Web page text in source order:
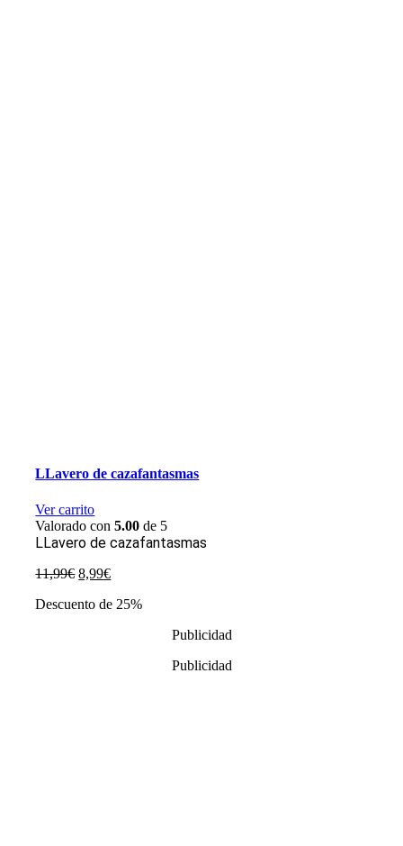
LLavero de cazafantasmas
Ver carrito
Valorado con5.00 de 5
LLavero de cazafantasmas
11,99€ El
original
8,99€El
actual
Descuento de 25%
Publicidad
Publicidad